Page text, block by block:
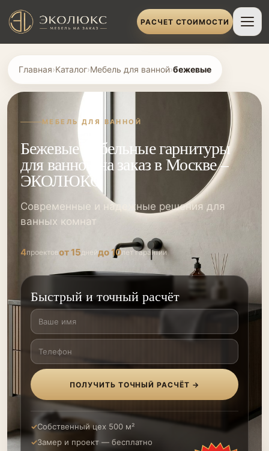
РАСЧЕТ СТОИМОСТИ
Главная›Каталог›Мебель для ванной›бежевые
МЕБЕЛЬ ДЛЯ ВАННОЙ
Бежевые мебельные гарнитуры
для ванной на заказ в Москве –
ЭКОЛЮКС
Современные и надежные решения для
ванных комнат
4проектовот 15 днейдо 10лет гарантии
Быстрый и точный расчёт
ПОЛУЧИТЬ ТОЧНЫЙ РАСЧЁТ →
Собственный цех 500 м²
Замер и проект — бесплатно